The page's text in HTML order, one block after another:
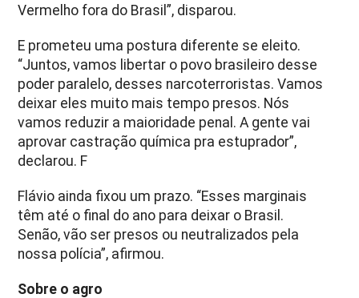
Vermelho fora do Brasil”, disparou.
E prometeu uma postura diferente se eleito.
“Juntos, vamos libertar o povo brasileiro desse
poder paralelo, desses narcoterroristas. Vamos
deixar eles muito mais tempo presos. Nós
vamos reduzir a maioridade penal. A gente vai
aprovar castração química pra estuprador”,
declarou. F
Flávio ainda fixou um prazo. “Esses marginais
têm até o final do ano para deixar o Brasil.
Senão, vão ser presos ou neutralizados pela
nossa polícia”, afirmou.
Sobre o agro